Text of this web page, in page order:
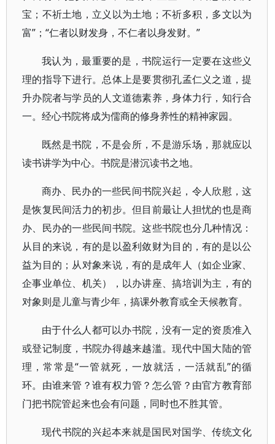
宝；不祈土地，立义以为土地；不祈多积，多文以为
富”；“仁者以财发身，不仁者以身发财。”
我认为，最重要的是，书院运行一定要在这些义
理的指导下进行。总体上是要贯彻孔孟仁义之道，提
升办院者与学员的人文道德素养，身体力行，知行合
一。经心书院将成为儒商的修身养性的精神家园。
既然是书院，不是会所，不是游乐场，那就应以
读书讲学为中心。书院是潜沉读书之地。
商办、民办的一些民间书院兴起，令人欣慰，这
是恢复民间活力的初步。但目前最让人担忧的也是商
办、民办的一些民间书院。这些书院也分几种情况：
从目的来说，有的是以盈利敛财为目的，有的是以公
益为目的；从对象来说，有的是成年人（如企业家、
企事业单位、机关），以办讲座、搞培训为主，有的
对象则是儿童与青少年，搞课外教育或全天候教育。
由于什么人都可以办书院，没有一定的资质准入
或登记制度，书院办得越来越滥。现代中国大陆的管
理，常常是“一管就死，一放就活，一活就乱”的循
环。由谁来管？谁有权力管？怎么管？由官方教育部
门把书院管起来也会有问题，同时也不胜其管。
现代书院的兴起本来就是国民对国学、传统文化